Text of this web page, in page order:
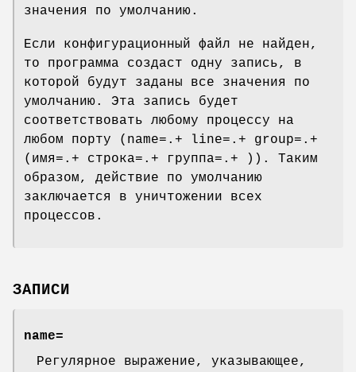
значения по умолчанию.
Если конфигурационный файл не найден,
то программа создаст одну запись, в
которой будут заданы все значения по
умолчанию. Эта запись будет
соответствовать любому процессу на
любом порту (name=.+ line=.+ group=.+
(имя=.+ строка=.+ группа=.+ )). Таким
образом, действие по умолчанию
заключается в уничтожении всех
процессов.
ЗАПИСИ
name=
Регулярное выражение, указывающее,